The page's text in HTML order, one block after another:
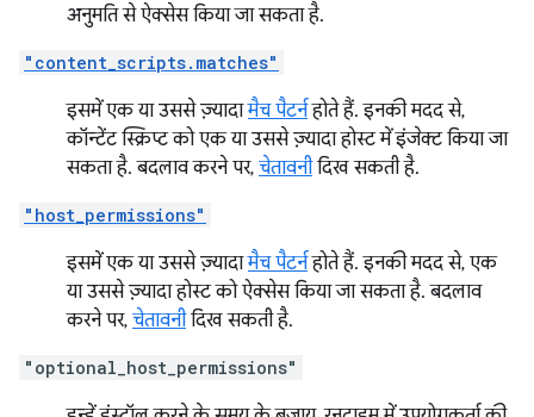
अनुमति से ऐक्सेस किया जा सकता है.
"content_scripts.matches"
इसमें एक या उससे ज़्यादामैच पैटर्नहोते हैं. इनकी मदद से,
कॉन्टेंट स्क्रिप्ट को एक या उससे ज़्यादा होस्ट में इंजेक्ट किया जा
सकता है. बदलाव करने पर, चेतावनीदिख सकती है.
"host_permissions"
इसमें एक या उससे ज़्यादामैच पैटर्नहोते हैं. इनकी मदद से, एक
या उससे ज़्यादा होस्ट को ऐक्सेस किया जा सकता है. बदलाव
करने पर, चेतावनीदिख सकती है.
"optional_host_permissions"